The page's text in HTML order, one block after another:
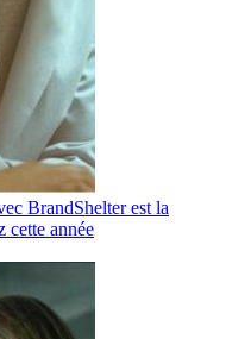
BrandShelter est la
cette année